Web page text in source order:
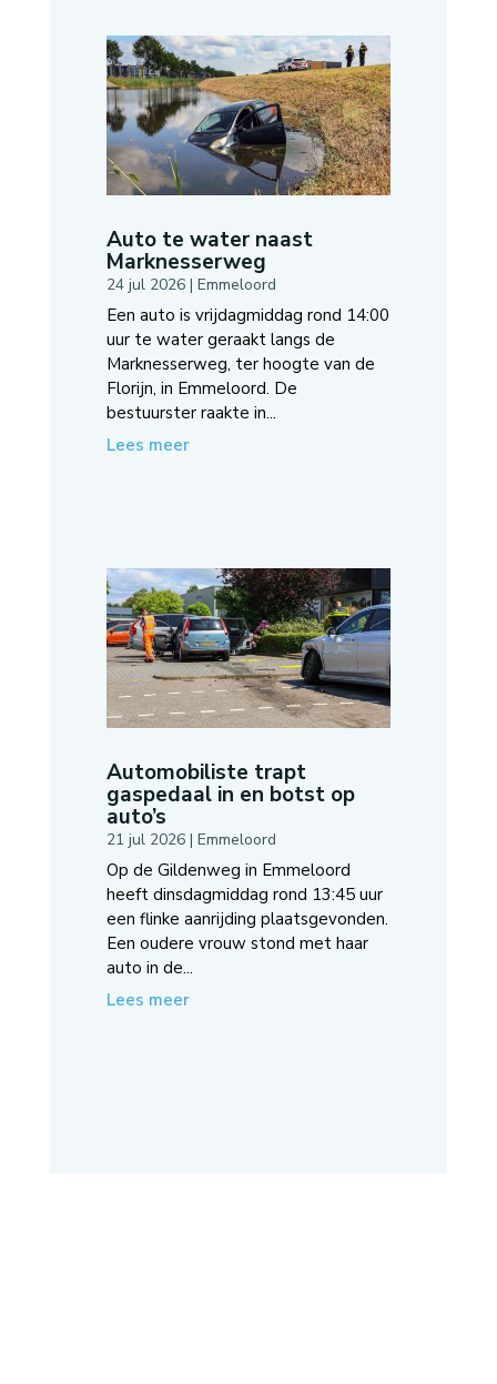
Auto te water naast
Marknesserweg
24 jul 2026| Emmeloord
Een auto is vrijdagmiddag rond 14:00
uur te water geraakt langs de
Marknesserweg, ter hoogte van de
Florijn, in Emmeloord. De
bestuurster raakte in...
Lees meer
Automobiliste trapt
gaspedaal in en botst op
auto’s
21 jul 2026| Emmeloord
Op de Gildenweg in Emmeloord
heeft dinsdagmiddag rond 13:45 uur
een flinke aanrijding plaatsgevonden.
Een oudere vrouw stond met haar
auto in de...
Lees meer